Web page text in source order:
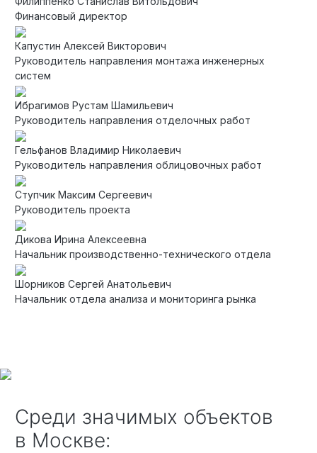
Финансовый директор
Капустин Алексей Викторович
Руководитель направления монтажа инженерных
систем
Ибрагимов Рустам Шамильевич
Руководитель направления отделочных работ
Гельфанов Владимир Николаевич
Руководитель направления облицовочных работ
Ступчик Максим Сергеевич
Руководитель проекта
Дикова Ирина Алексеевна
Начальник производственно-технического отдела
Шорников Сергей Анатольевич
Начальник отдела анализа и мониторинга рынка
Среди значимых объектов
в Москве: